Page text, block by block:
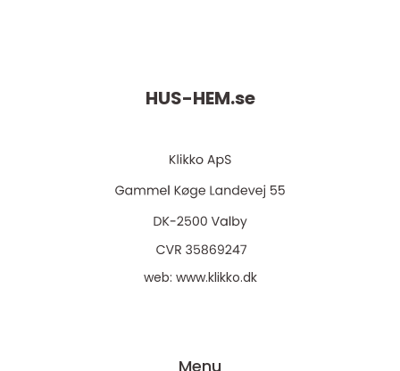
HUS-HEM.se
web: www.klikko.dk
Menu